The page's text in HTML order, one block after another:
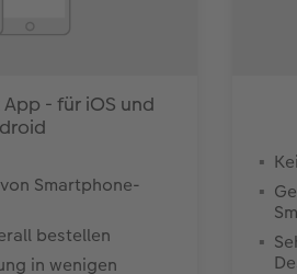
- für iOS und
Smartphone-
bestellen
in wenigen